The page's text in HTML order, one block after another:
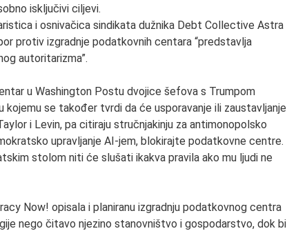
isključivi ciljevi.
i osnivačica sindikata dužnika Debt Collective Astra
protiv izgradnje podatkovnih centara “predstavlja
autoritarizma”.
u Washington Postu dvojice šefova s Trumpom
kojemu se također tvrdi da će usporavanje ili zaustavljanje
i Levin, pa citiraju stručnjakinju za antimonopolsko
upravljanje AI-jem, blokirajte podatkovne centre.
stolom niti će slušati ikakva pravila ako mu ljudi ne
Now! opisala i planiranu izgradnju podatkovnog centra
nego čitavo njezino stanovništvo i gospodarstvo, dok bi